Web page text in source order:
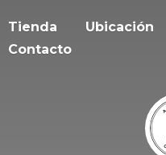
Tienda
Ubicación
Contacto